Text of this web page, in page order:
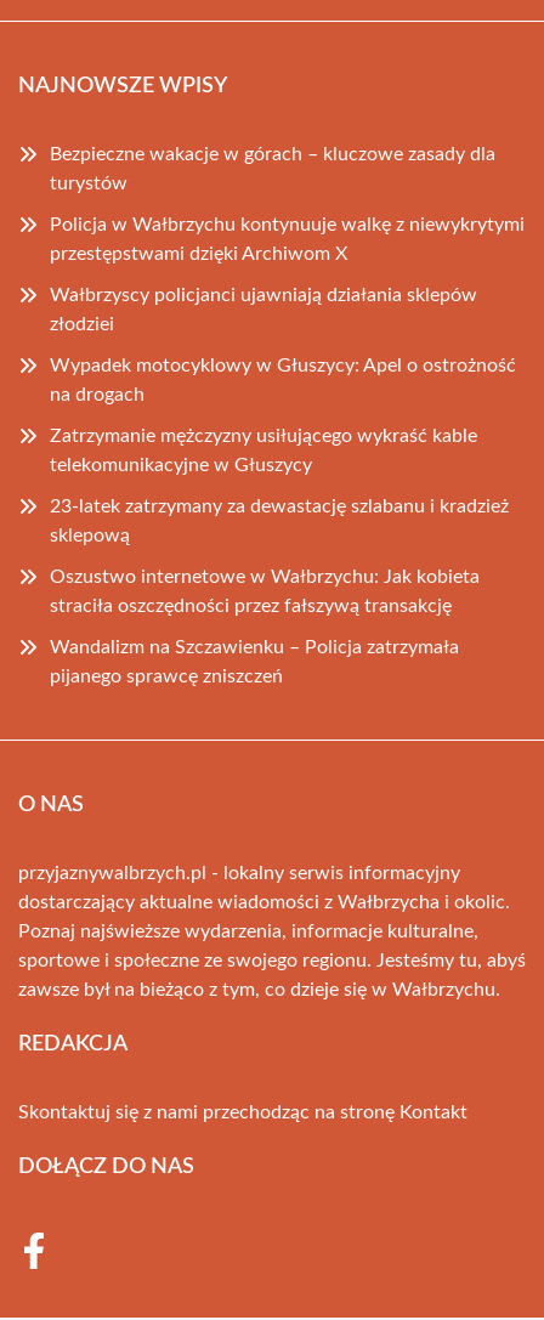
NAJNOWSZE WPISY
Bezpieczne wakacje w górach – kluczowe zasady dla
turystów
Policja w Wałbrzychu kontynuuje walkę z niewykrytymi
przestępstwami dzięki Archiwom X
Wałbrzyscy policjanci ujawniają działania sklepów
złodziei
Wypadek motocyklowy w Głuszycy: Apel o ostrożność
na drogach
Zatrzymanie mężczyzny usiłującego wykraść kable
telekomunikacyjne w Głuszycy
23-latek zatrzymany za dewastację szlabanu i kradzież
sklepową
Oszustwo internetowe w Wałbrzychu: Jak kobieta
straciła oszczędności przez fałszywą transakcję
Wandalizm na Szczawienku – Policja zatrzymała
pijanego sprawcę zniszczeń
O NAS
przyjaznywalbrzych.pl - lokalny serwis informacyjny
dostarczający aktualne wiadomości z Wałbrzycha i okolic.
Poznaj najświeższe wydarzenia, informacje kulturalne,
sportowe i społeczne ze swojego regionu. Jesteśmy tu, abyś
zawsze był na bieżąco z tym, co dzieje się w Wałbrzychu.
REDAKCJA
Skontaktuj się z nami przechodząc na stronę Kontakt
DOŁĄCZ DO NAS